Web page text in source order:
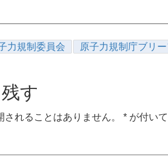
力規制委員会 原子力規制庁ブリ
す
されることはありません。 * が付い